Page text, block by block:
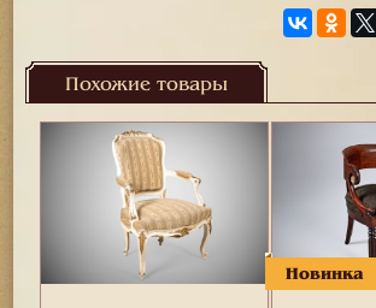
Похожие товары
Новинка